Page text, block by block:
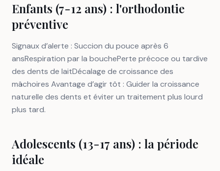
Enfants (7-12 ans) : l'orthodontie
préventive
Signaux d’alerte : Succion du pouce après 6
ansRespiration par la bouchePerte précoce ou tardive
des dents de laitDécalage de croissance des
mâchoires Avantage d’agir tôt : Guider la croissance
naturelle des dents et éviter un traitement plus lourd
plus tard.
Adolescents (13-17 ans) : la période
idéale